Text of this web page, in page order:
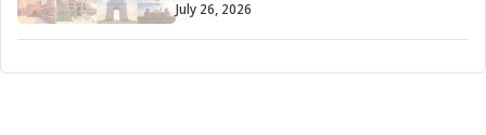
July 26, 2026